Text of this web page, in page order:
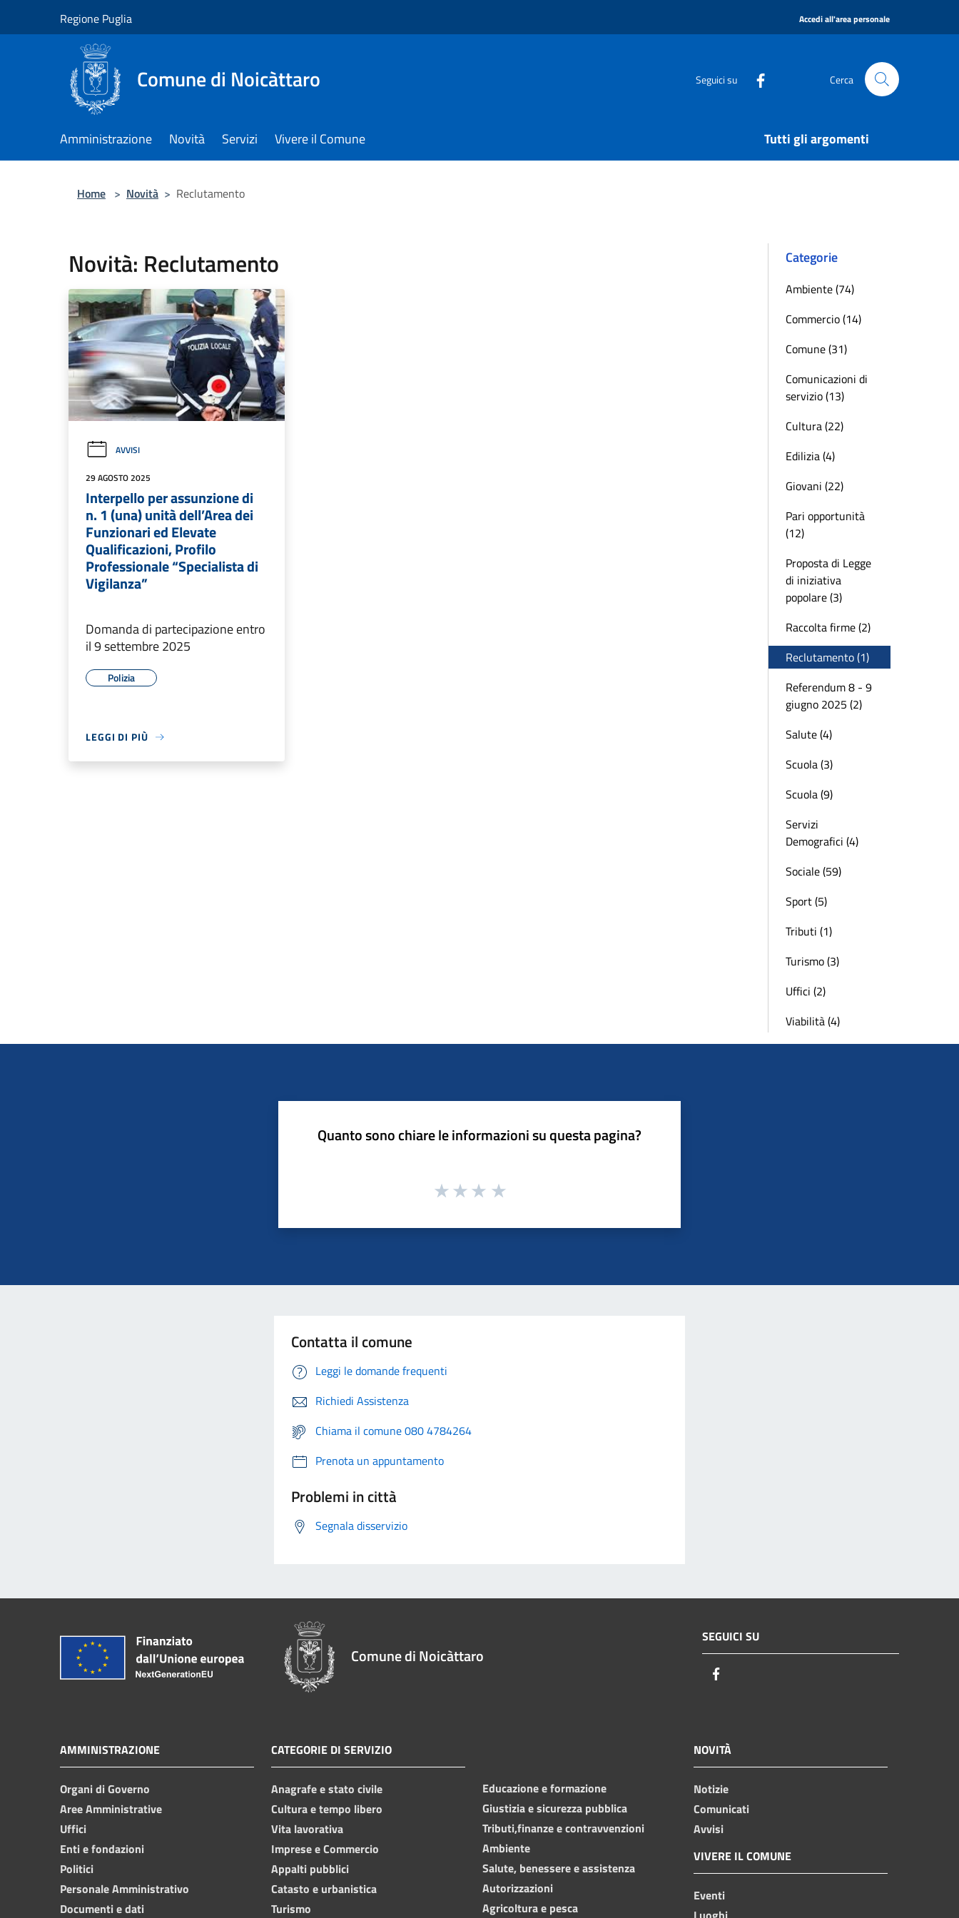
Regione Puglia Accedi all'area personale
Comune di Noicàttaro Seguici su Cerca
Amministrazione Novità Servizi Vivere il Comune Tutti gli argomenti
Home > Novità > Reclutamento
Novità: Reclutamento
AVVISI
29 AGOSTO 2025
Interpello per assunzione di
n. 1 (una) unità dell’Area dei
Funzionari ed Elevate
Qualificazioni, Profilo
Professionale “Specialista di
Vigilanza”
Domanda di partecipazione entro
il 9 settembre 2025
Polizia
LEGGI DI PIÙ
Categorie
Ambiente (74)
Commercio (14)
Comune (31)
Comunicazioni di
servizio (13)
Cultura (22)
Edilizia (4)
Giovani (22)
Pari opportunità
(12)
Proposta di Legge
di iniziativa
popolare (3)
Raccolta firme (2)
Reclutamento (1)
Referendum 8 - 9
giugno 2025 (2)
Salute (4)
Scuola (3)
Scuola (9)
Servizi
Demografici (4)
Sociale (59)
Sport (5)
Tributi (1)
Turismo (3)
Uffici (2)
Viabilità (4)
Quanto sono chiare le informazioni su questa pagina?
Contatta il comune
Leggi le domande frequenti
Richiedi Assistenza
Chiama il comune 080 4784264
Prenota un appuntamento
Problemi in città
Segnala disservizio
Comune di Noicàttaro
SEGUICI SU
AMMINISTRAZIONE
Organi di Governo
Aree Amministrative
Uffici
Enti e fondazioni
Politici
Personale Amministrativo
Documenti e dati
CATEGORIE DI SERVIZIO
Anagrafe e stato civile
Cultura e tempo libero
Vita lavorativa
Imprese e Commercio
Appalti pubblici
Catasto e urbanistica
Turismo
Educazione e formazione
Giustizia e sicurezza pubblica
Tributi,finanze e contravvenzioni
Ambiente
Salute, benessere e assistenza
Autorizzazioni
Agricoltura e pesca
NOVITÀ
Notizie
Comunicati
Avvisi
VIVERE IL COMUNE
Eventi